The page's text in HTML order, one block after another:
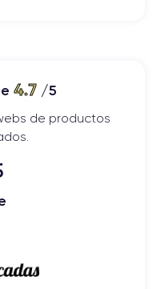
4.7/5
de productos